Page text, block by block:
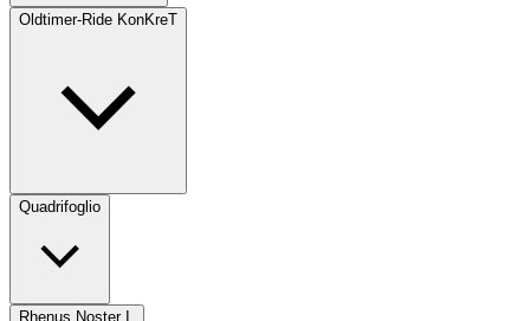
Oldtimer-Ride KonKreT
Quadrifoglio
Rhenus Noster I.